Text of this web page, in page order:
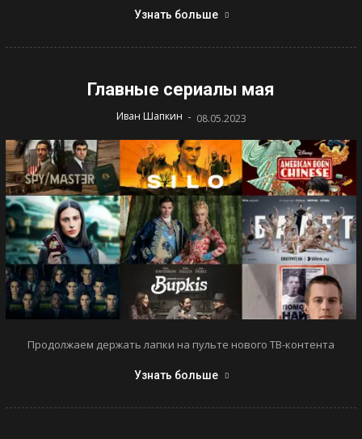
Узнать больше
Главные сериалы мая
Иван Шапкин - 08.05.2023
Продолжаем держать лапки на пульте нового ТВ-контента
Узнать больше